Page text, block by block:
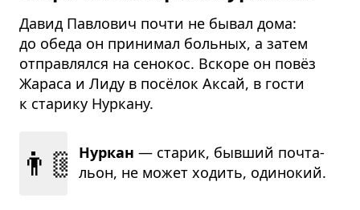
Давид Павлович почти не бывал дома:
до обеда он принимал больных, а затем
отправлялся на сенокос. Вскоре он повёз
Жараса и Лиду в посёлок Аксай, в гости
к старику Нуркану.
👨🏼‍🦳
Нуркан — ста­рик, быв­ший почта­
льон, не может ходить, оди­но­кий.